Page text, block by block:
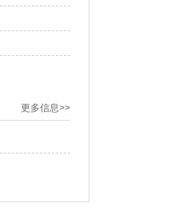
更多信息>>